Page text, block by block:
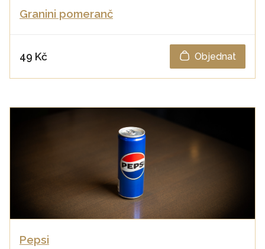
Granini pomeranč
49 Kč Objednat
Pepsi